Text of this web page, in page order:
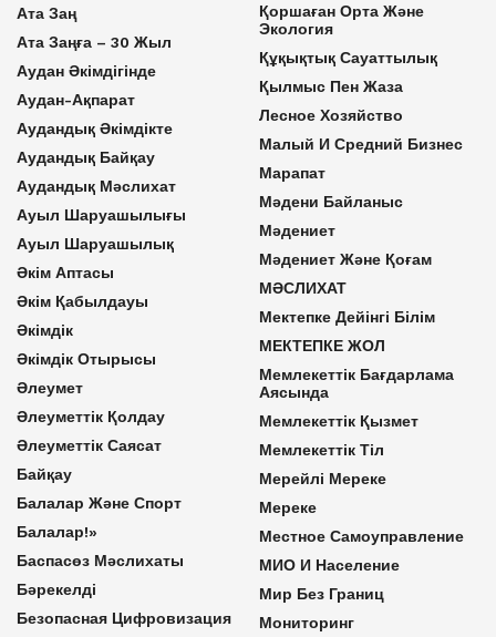
Ата Заң
Ата Заңға – 30 Жыл
Аудан Әкімдігінде
Аудан-Ақпарат
Аудандық Әкімдікте
Аудандық Байқау
Аудандық Мәслихат
Ауыл Шаруашылығы
Ауыл Шаруашылық
Әкім Аптасы
Әкім Қабылдауы
Әкімдік
Әкімдік Отырысы
Әлеумет
Әлеуметтік Қолдау
Әлеуметтік Саясат
Байқау
Балалар Және Спорт
Балалар!»
Баспасөз Мәслихаты
Бәрекелді
Безопасная Цифровизация
Қоршаған Орта Және
Экология
Құқықтық Сауаттылық
Қылмыс Пен Жаза
Лесное Хозяйство
Малый И Средний Бизнес
Марапат
Мәдени Байланыс
Мәдениет
Мәдениет Және Қоғам
МӘСЛИХАТ
Мектепке Дейінгі Білім
МЕКТЕПКЕ ЖОЛ
Мемлекеттік Бағдарлама
Аясында
Мемлекеттік Қызмет
Мемлекеттік Тіл
Мерейлі Мереке
Мереке
Местное Самоуправление
МИО И Население
Мир Без Границ
Мониторинг